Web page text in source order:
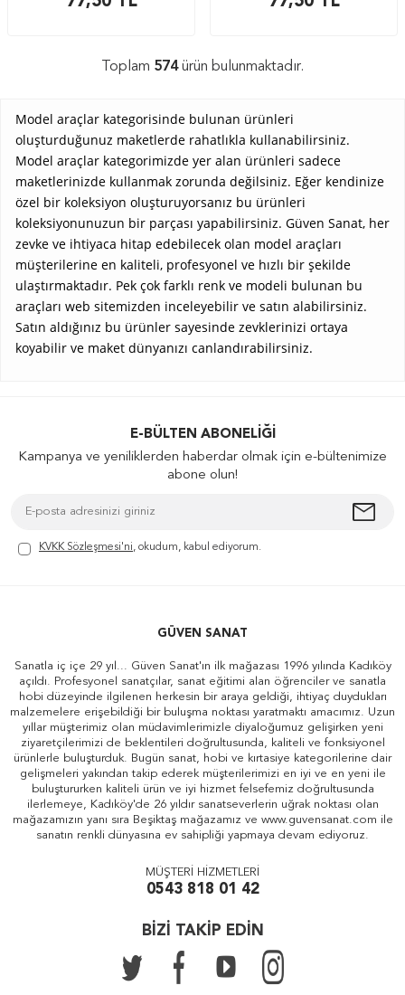
Toplam 574ürün bulunmaktadır.
Model araçlar kategorisinde bulunan ürünleri
oluşturduğunuz maketlerde rahatlıkla kullanabilirsiniz.
Model araçlar kategorimizde yer alan ürünleri sadece
maketlerinizde kullanmak zorunda değilsiniz. Eğer kendinize
özel bir koleksiyon oluşturuyorsanız bu ürünleri
koleksiyonunuzun bir parçası yapabilirsiniz. Güven Sanat, her
zevke ve ihtiyaca hitap edebilecek olan model araçları
müşterilerine en kaliteli, profesyonel ve hızlı bir şekilde
ulaştırmaktadır. Pek çok farklı renk ve modeli bulunan bu
araçları web sitemizden inceleyebilir ve satın alabilirsiniz.
Satın aldığınız bu ürünler sayesinde zevklerinizi ortaya
koyabilir ve maket dünyanızı canlandırabilirsiniz.
E-BÜLTEN ABONELIĞI
Kampanya ve yeniliklerden haberdar olmak için e-bültenimize
abone olun!
KVKK Sözleşmesi'ni, okudum, kabul ediyorum.
GÜVEN SANAT
Sanatla iç içe 29 yıl... Güven Sanat'ın ilk mağazası 1996 yılında Kadıköy
açıldı. Profesyonel sanatçılar, sanat eğitimi alan öğrenciler ve sanatla
hobi düzeyinde ilgilenen herkesin bir araya geldiği, ihtiyaç duydukları
malzemelere erişebildiği bir buluşma noktası yaratmaktı amacımız. Uzun
yıllar müşterimiz olan müdavimlerimizle diyaloğumuz gelişirken yeni
ziyaretçilerimizi de beklentileri doğrultusunda, kaliteli ve fonksiyonel
ürünlerle buluşturduk. Bugün sanat, hobi ve kırtasiye kategorilerine dair
gelişmeleri yakından takip ederek müşterilerimizi en iyi ve en yeni ile
buluştururken kaliteli ürün ve iyi hizmet felsefemiz doğrultusunda
ilerlemeye, Kadıköy'de 26 yıldır sanatseverlerin uğrak noktası olan
mağazamızın yanı sıra Beşiktaş mağazamız ve www.guvensanat.com ile
sanatın renkli dünyasına ev sahipliği yapmaya devam ediyoruz.
MÜŞTERİ HİZMETLERİ
0543 818 01 42
BİZİ TAKİP EDİN